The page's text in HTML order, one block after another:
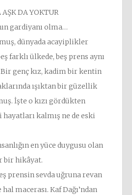
DA YOKTUR
gardiyanı olma…
dünyada acayiplikler
farklı ülkede, beş prens aynı
genç kız, kadim bir kentin
ışıktan bir güzellik
İşte o kızı gördükten
hayatları kalmış ne de eski
en yüce duygusu olan
bir hikâyat.
prensin sevda uğruna revan
macerası. Kaf Dağı’ndan